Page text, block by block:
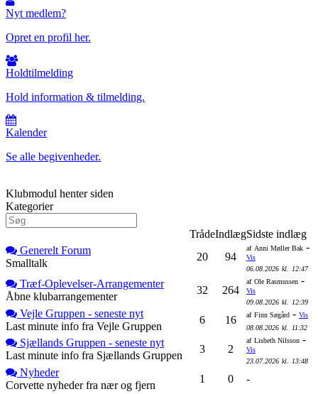
Nyt medlem?
Opret en profil her.
Holdtilmelding
Hold information & tilmelding.
Kalender
Se alle begivenheder.
Klubmodul henter siden
Kategorier
TrådeIndlægSidste indlæg
Generelt Forum
Smalltalk
20 94
af Anni Møller Bak -
Vis
06.08.2026 kl. 12:47
Træf-Oplevelser-Arrangementer
Åbne klubarrangementer
32 264
af Ole Rasmussen -
Vis
09.08.2026 kl. 12:39
Vejle Gruppen - seneste nyt
Last minute info fra Vejle Gruppen
6 16 af Finn Søgård - Vis
08.08.2026 kl. 11:32
Sjællands Gruppen - seneste nyt
Last minute info fra Sjællands Gruppen
3 2
af Lisbeth Nilsson -
Vis
23.07.2026 kl. 13:48
Nyheder
Corvette nyheder fra nær og fjern
1 0 -